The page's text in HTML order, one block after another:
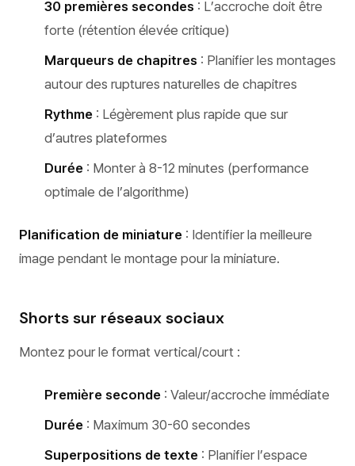
30 premières secondes : L’accroche doit être
forte (rétention élevée critique)
Marqueurs de chapitres : Planifier les montages
autour des ruptures naturelles de chapitres
Rythme : Légèrement plus rapide que sur
d’autres plateformes
Durée : Monter à 8-12 minutes (performance
optimale de l’algorithme)
Planification de miniature : Identifier la meilleure
image pendant le montage pour la miniature.
Shorts sur réseaux sociaux
Montez pour le format vertical/court :
Première seconde : Valeur/accroche immédiate
Durée : Maximum 30-60 secondes
Superpositions de texte : Planifier l’espace